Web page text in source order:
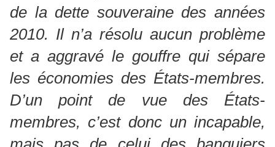
de la dette souveraine des années
2010. Il n’a résolu aucun problème
et a aggravé le gouffre qui sépare
les économies des États-membres.
D’un point de vue des États-
membres, c’est donc un incapable,